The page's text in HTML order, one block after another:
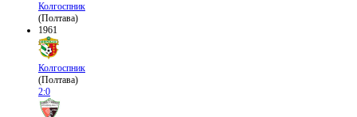
Колгоспник
(Полтава)
1961
Колгоспник
(Полтава)
2:0